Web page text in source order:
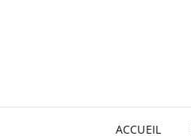
ACCUEIL